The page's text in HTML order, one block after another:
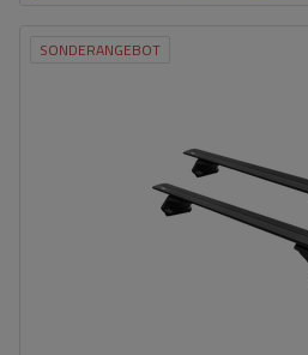
SONDERANGEBOT